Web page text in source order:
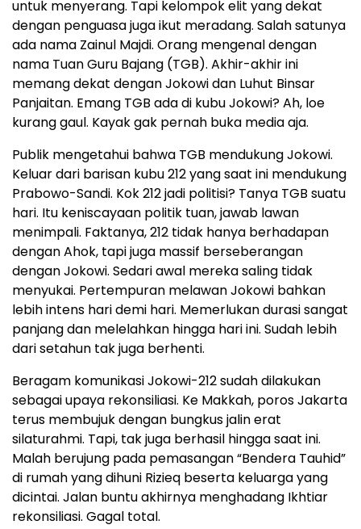
untuk menyerang. Tapi kelompok elit yang dekat
dengan penguasa juga ikut meradang. Salah satunya
ada nama Zainul Majdi. Orang mengenal dengan
nama Tuan Guru Bajang (TGB). Akhir-akhir ini
memang dekat dengan Jokowi dan Luhut Binsar
Panjaitan. Emang TGB ada di kubu Jokowi? Ah, loe
kurang gaul. Kayak gak pernah buka media aja.
Publik mengetahui bahwa TGB mendukung Jokowi.
Keluar dari barisan kubu 212 yang saat ini mendukung
Prabowo-Sandi. Kok 212 jadi politisi? Tanya TGB suatu
hari. Itu keniscayaan politik tuan, jawab lawan
menimpali. Faktanya, 212 tidak hanya berhadapan
dengan Ahok, tapi juga massif berseberangan
dengan Jokowi. Sedari awal mereka saling tidak
menyukai. Pertempuran melawan Jokowi bahkan
lebih intens hari demi hari. Memerlukan durasi sangat
panjang dan melelahkan hingga hari ini. Sudah lebih
dari setahun tak juga berhenti.
Beragam komunikasi Jokowi-212 sudah dilakukan
sebagai upaya rekonsiliasi. Ke Makkah, poros Jakarta
terus membujuk dengan bungkus jalin erat
silaturahmi. Tapi, tak juga berhasil hingga saat ini.
Malah berujung pada pemasangan “Bendera Tauhid”
di rumah yang dihuni Rizieq beserta keluarga yang
dicintai. Jalan buntu akhirnya menghadang Ikhtiar
rekonsiliasi. Gagal total.